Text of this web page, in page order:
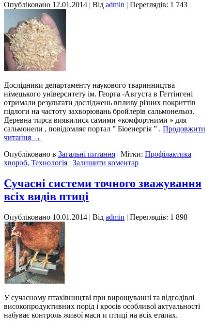
Опубліковано 12.01.2014 | Від admin | Переглядів: 1 743
Дослідники департаменту наукового тваринництва
німецького університету ім. Георга -Августа в Геттінгені
отримали результати досліджень впливу різних покриттів
підлоги на частоту захворювань бройлерів сальмонельоз.
Деревна тирса виявилися самими «комфортними » для
сальмонели , повідомляє портал ” Біоенергія ” . Продовжити
читання →
Опубліковано в Загальні питання | Мітки: Профілактика
хвороб, Технологія | Залишити коментар
Сучасні системи точного зважування
всіх видів птиці
Опубліковано 10.01.2014 | Від admin | Переглядів: 1 898
У сучасному птахівництві при вирощуванні та відгодівлі
високопродуктивних порід і кросів особливої ​​актуальності
набуває контроль живої маси и птиці на всіх етапах.